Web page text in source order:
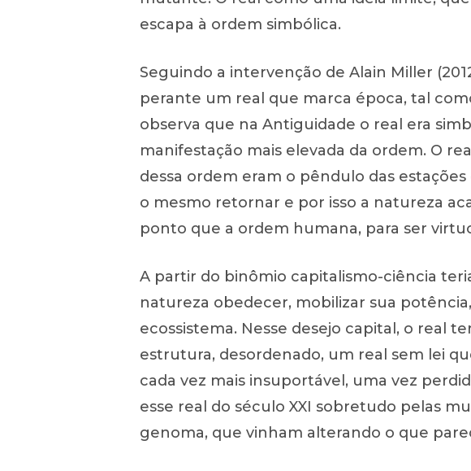
escapa à ordem simbólica.
Seguindo a intervenção de Alain Miller
perante um real que marca época, tal
observa que na Antiguidade o real era
manifestação mais elevada da ordem. O
dessa ordem eram o pêndulo das
o mesmo retornar e por isso a natureza
ponto que a ordem humana, para ser
A partir do binômio capitalismo-ciência
natureza obedecer, mobilizar sua
ecossistema. Nesse desejo capital, o real
estrutura, desordenado, um real sem lei
cada vez mais insuportável, uma vez
esse real do século XXI sobretudo pelas
genoma, que vinham alterando o que